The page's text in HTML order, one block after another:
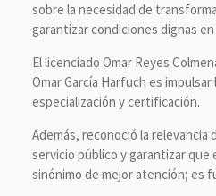
sobre la necesidad de
garantizar condiciones dignas
El licenciado Omar Reyes
Omar García Harfuch es
especialización y certificación.
Además, reconoció la
servicio público y garantizar que
sinónimo de mejor atención; es